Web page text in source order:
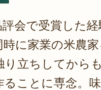
会で受賞した
に家業の米農
り立ちしてから
ることに専念。